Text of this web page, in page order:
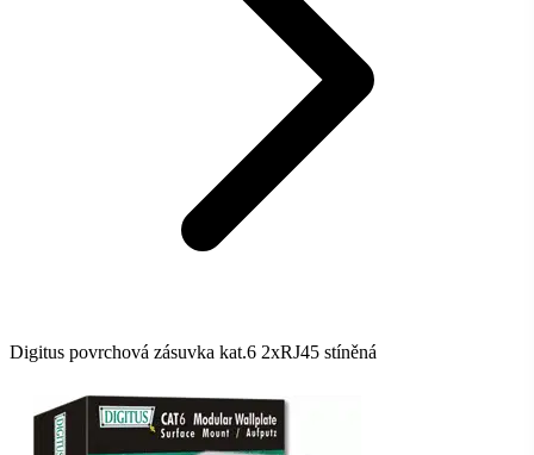
Digitus povrchová zásuvka kat.6 2xRJ45 stíněná